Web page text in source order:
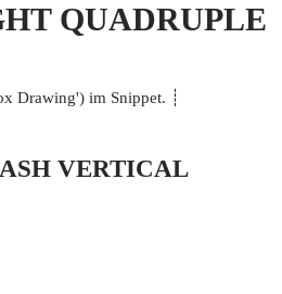
QUADRUPLE
Drawing') im Snippet. ┊
VERTICAL